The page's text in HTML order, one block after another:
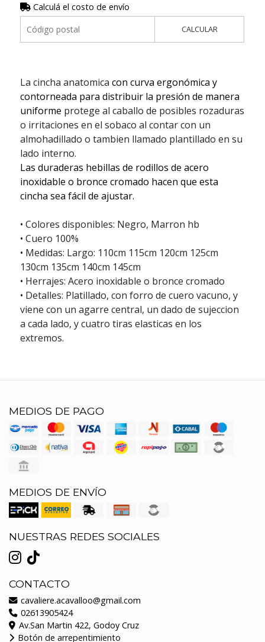
Calculá el costo de envío
CALCULAR
La cincha anatomica con curva ergonómica y
contorneada para distribuir la presión de manera
uniforme protege al caballo de posibles rozaduras
o irritaciones en el sobaco al contar con un
almohadillado o tambien llamado plantillado en su
lado interno.
Las duraderas hebillas de rodillos de acero
inoxidable o bronce cromado hacen que esta
cincha sea fácil de ajustar.
• Colores disponibles: Negro, Marron hb
• Cuero 100%
• Medidas: Largo: 110cm 115cm 120cm 125cm
130cm 135cm 140cm 145cm
• Herrajes: Acero inoxidable o bronce cromado
• Detalles: Platillado, con forro de cuero vacuno, y
viene con un agarre central, un dado de sujeccion
a cada lado, y cuatro tiras elasticas en los
extremos.
MEDIOS DE PAGO
MEDIOS DE ENVÍO
NUESTRAS REDES SOCIALES
CONTACTO
cavaliere.acavalloo@gmail.com
02613905424
Av.San Martin 422, Godoy Cruz
Botón de arrepentimiento